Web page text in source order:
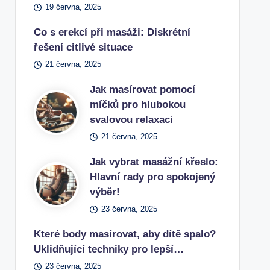
19 června, 2025
Co s erekcí při masáži: Diskrétní
řešení citlivé situace
21 června, 2025
Jak masírovat pomocí
míčků pro hlubokou
svalovou relaxaci
21 června, 2025
Jak vybrat masážní křeslo:
Hlavní rady pro spokojený
výběr!
23 června, 2025
Které body masírovat, aby dítě spalo?
Uklidňující techniky pro lepší…
23 června, 2025